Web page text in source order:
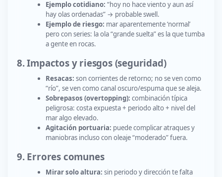
Ejemplo cotidiano: “hoy no hace viento y aun así
hay olas ordenadas” → probable swell.
Ejemplo de riesgo: mar aparentemente ‘normal’
pero con series: la ola “grande suelta” es la que tumba
a gente en rocas.
8. Impactos y riesgos (seguridad)
Resacas: son corrientes de retorno; no se ven como
“río”, se ven como canal oscuro/espuma que se aleja.
Sobrepasos (overtopping): combinación típica
peligrosa: costa expuesta + periodo alto + nivel del
mar algo elevado.
Agitación portuaria: puede complicar atraques y
maniobras incluso con oleaje “moderado” fuera.
9. Errores comunes
Mirar solo altura: sin periodo y dirección te falta